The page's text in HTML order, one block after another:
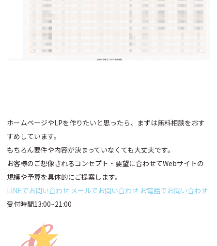
ホームページやLPを作りたいと思ったら、まずは無料相談をおす
すめしています。
もちろん要件や内容が決まっていなくても大丈夫です。
お客様のご想像されるコンセプト・要望に合わせてWebサイトの
規模や予算を具体的にご提案します。
LINEでお問い合わせ メールでお問い合わせ お電話でお問い合わせ
受付時間13:00~21:00